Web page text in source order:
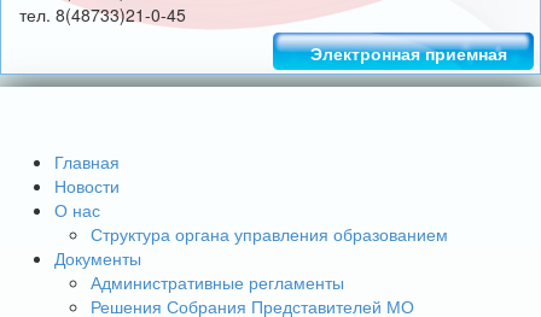
тел. 8(48733)21-0-45
Электронная приемная
Главная
Новости
О нас
Структура органа управления образованием
Документы
Административные регламенты
Решения Собрания Представителей МО